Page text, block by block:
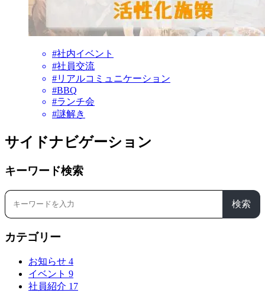
#社内イベント
#社員交流
#リアルコミュニケーション
#BBQ
#ランチ会
#謎解き
サイドナビゲーション
キーワード検索
検索
カテゴリー
お知らせ 4
イベント 9
社員紹介 17